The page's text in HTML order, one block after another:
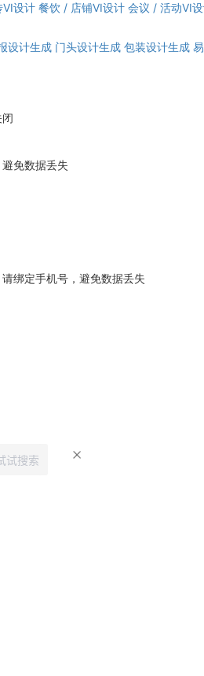
VI设计 餐饮 / 店铺VI设计 会议 / 活动VI
设计生成 门头设计生成 包装设计生成
免数据丢失
绑定手机号，避免数据丢失